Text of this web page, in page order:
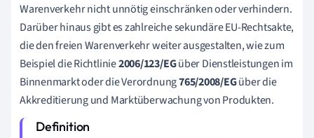
Warenverkehr nicht unnötig einschränken oder verhindern.
Darüber hinaus gibt es zahlreiche sekundäre EU-Rechtsakte,
die den freien Warenverkehr weiter ausgestalten, wie zum
Beispiel die Richtlinie2006/123/EGüber Dienstleistungen im
Binnenmarkt oder die Verordnung765/2008/EGüber die
Akkreditierung und Marktüberwachung von Produkten.